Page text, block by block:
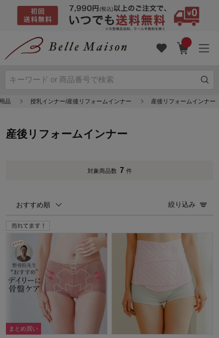
品 授乳インナー/産後リフォームインナー 産後リフォームインナー
産後リフォームインナー
対象商品数 7 件
おすすめ順 絞り込み
まとめ買い